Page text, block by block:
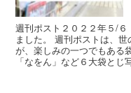
週刊ポスト２０２２年５/
ました。 週刊ポストは、
が、楽しみの一つでもある
「なをん」など６大袋と